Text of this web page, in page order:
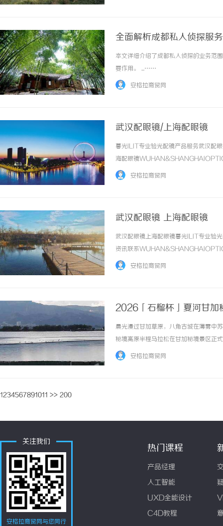
全面解析成都私人侦探服
本文详细介绍了成都私人侦探的业务范
要作用。 ...……
安格拉商贸网
武汉配眼镜/上海配眼镜
暮光ILIT专业验光配镜产品服务武汉配
海配眼镜
品牌，现于武汉与上海设有4家门店。
安格拉商贸网
武汉配眼镜 上海配眼镜
武汉配眼镜上海配眼镜暮光ILIT专业验
资讯联系
品牌，现于武汉与上海设有4家门店。
安格拉商贸网
2026「石榴杯」夏河甘加
晨光漫过甘加草原，八角古城在薄雾中
秘境高原半程马拉松在甘加秘境景区正
丈量秘境之美，以奔跑致敬自然之力，
安格拉商贸网
1234567891011 >> 200
关注我们
安格拉商贸网与您同行
热门课程
产品经理
人工智能
UXD全能设计
C4D教程